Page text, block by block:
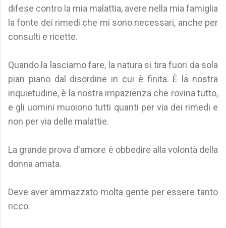
difese contro la mia malattia, avere nella mia famiglia
la fonte dei rimedi che mi sono necessari, anche per
consulti e ricette.
Quando la lasciamo fare, la natura si tira fuori da sola
pian piano dal disordine in cui è finita. È la nostra
inquietudine, è la nostra impazienza che rovina tutto,
e gli uomini muoiono tutti quanti per via dei rimedi e
non per via delle malattie.
La grande prova d'amore è obbedire alla volontà della
donna amata.
Deve aver ammazzato molta gente per essere tanto
ricco.